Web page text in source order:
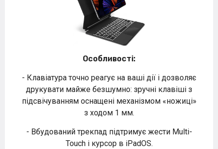
Особливості:
- Клавіатура точно реагує на ваші дії і дозволяє
друкувати майже безшумно: зручні клавіші з
підсвічуванням оснащені механізмом «ножиці»
з ходом 1 мм.
- Вбудований трекпад підтримує жести Multi-
Touch і курсор в iPadOS.